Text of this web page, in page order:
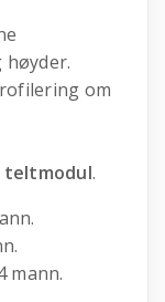
høyder.
om
teltmodul.
mann.